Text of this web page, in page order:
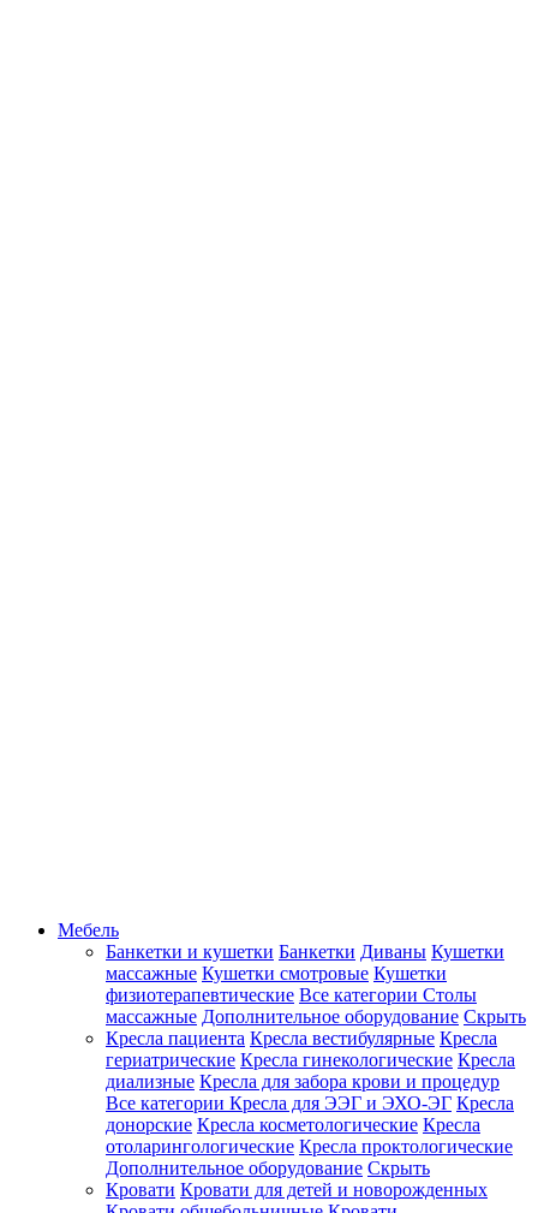
Мебель
Банкетки и кушетки Банкетки Диваны Кушетки
массажные Кушетки смотровые Кушетки
физиотерапевтические Все категории Столы
массажные Дополнительное оборудование Скрыть
Кресла пациента Кресла вестибулярные Кресла
гериатрические Кресла гинекологические Кресла
диализные Кресла для забора крови и процедур
Все категории Кресла для ЭЭГ и ЭХО-ЭГ Кресла
донорские Кресла косметологические Кресла
отоларингологические Кресла проктологические
Дополнительное оборудование Скрыть
Кровати Кровати для детей и новорожденных